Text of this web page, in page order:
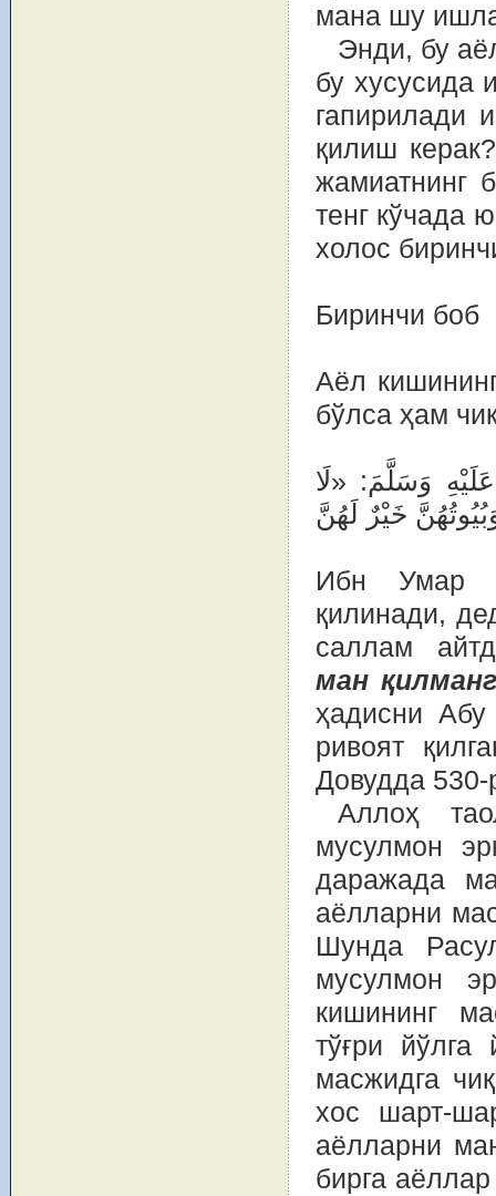
мана шу
Энди, бу
бу хусусида
гапирилади
қилиш
жамиатнинг
тенг кўчада
холос
Биринчи боб
Аёл
бўлса ҳам
وَسَلَّمَ: «لَا
Ибн Умар
қилинади,
саллам
ман
ҳадисни
ривоят
Довудда 530-
Аллоҳ
мусулмон
даражада
аёлларни
Шунда
мусулмон
кишининг
тўғри
масжидга
хос шарт-
аёлларни
бирга